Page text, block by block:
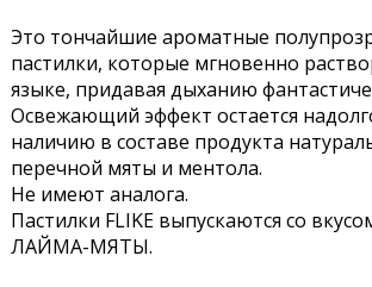
Это тончайшие ароматные
пастилки, которые мгновенно
языке, придавая дыханию
Освежающий эффект остается
наличию в составе продукта
перечной мяты и ментола.
Не имеют аналога.
Пастилки FLIKE выпускаются со
ЛАЙМА-МЯТЫ.